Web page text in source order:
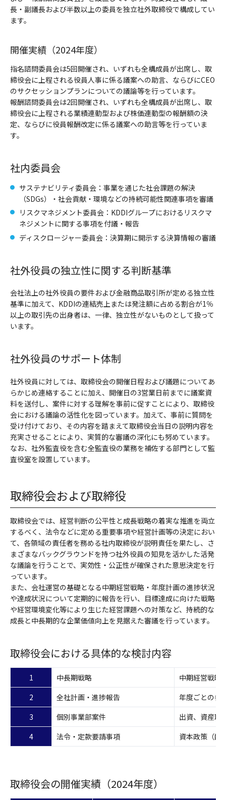
長・副議長および半数以上の委員を独立社外取締役で構成してい
ます。
開催実績（2024年度）
指名諮問委員会は5回開催され、いずれも全構成員が出席し、取
締役会に上程される役員人事に係る議案への助言、ならびにCEO
のサクセッションプランについての議論等を行っています。
報酬諮問委員会は2回開催され、いずれも全構成員が出席し、取
締役会に上程される業績連動型および株価連動型の報酬額の決
定、ならびに役員報酬改定に係る議案への助言等を行っていま
す。
社内委員会
サステナビリティ委員会：事業を通じた社会課題の解決
（SDGs）・社会貢献・環境などの持続可能性関連事項を審議
リスクマネジメント委員会：KDDIグループにおけるリスクマ
ネジメントに関する事項を付議・報告
ディスクロージャー委員会：決算期に開示する決算情報の審議
社外役員の独立性に関する判断基準
会社法上の社外役員の要件および金融商品取引所が定める独立性
基準に加えて、KDDIの連結売上または発注額に占める割合が1％
以上の取引先の出身者は、一律、独立性がないものとして扱って
います。
社外役員のサポート体制
社外役員に対しては、取締役会の開催日程および議題についてあ
らかじめ連絡することに加え、開催日の3営業日前までに議案資
料を送付し、案件に対する理解を事前に促すことにより、取締役
会における議論の活性化を図っています。加えて、事前に質問を
受け付けており、その内容を踏まえて取締役会当日の説明内容を
充実させることにより、実質的な審議の深化にも努めています。
なお、社外監査役を含む全監査役の業務を補佐する部門として監
査役室を設置しています。
取締役会および取締役
取締役会では、経営判断の公平性と成長戦略の着実な推進を両立
するべく、法令などに定める重要事項や経営計画等の決定におい
て、各領域の責任者を務める社内取締役が説明責任を果たし、さ
まざまなバックグラウンドを持つ社外役員の知見を活かした活発
な議論を行うことで、実効性・公正性が確保された意思決定を行
っています。
また、会社運営の基礎となる中期経営戦略・年度計画の進捗状況
や達成状況について定期的に報告を行い、目標達成に向けた戦略
や経営環境変化等により生じた経営課題への対策など、持続的な
成長と中長期的な企業価値向上を見据えた審議を行っています。
取締役会における具体的な検討内容
1 中長期戦略
中期経営戦略
2
全社計画・進捗報告
年度ごとの各
3
個別事業部案件
出資、資産取
4
法令・定款要請事項 資本政策（配
取締役会の開催実績（2024年度）